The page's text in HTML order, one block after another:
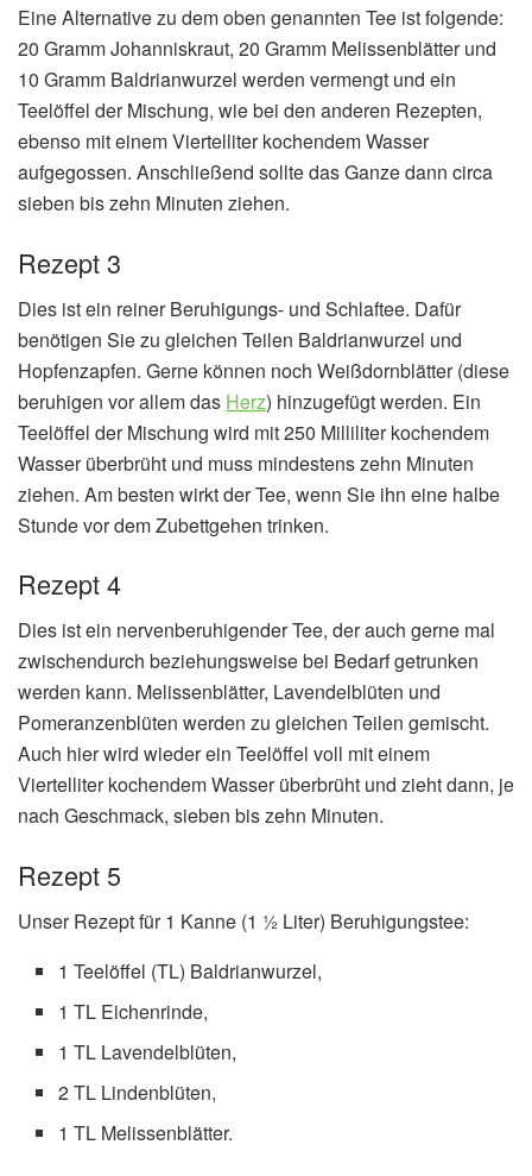
Eine Alternative zu dem oben genannten Tee ist folgende:
20 Gramm Johanniskraut, 20 Gramm Melissenblätter und
10 Gramm Baldrianwurzel werden vermengt und ein
Teelöffel der Mischung, wie bei den anderen Rezepten,
ebenso mit einem Viertelliter kochendem Wasser
aufgegossen. Anschließend sollte das Ganze dann circa
sieben bis zehn Minuten ziehen.
Rezept 3
Dies ist ein reiner Beruhigungs- und Schlaftee. Dafür
benötigen Sie zu gleichen Teilen Baldrianwurzel und
Hopfenzapfen. Gerne können noch Weißdornblätter (diese
beruhigen vor allem das Herz) hinzugefügt werden. Ein
Teelöffel der Mischung wird mit 250 Milliliter kochendem
Wasser überbrüht und muss mindestens zehn Minuten
ziehen. Am besten wirkt der Tee, wenn Sie ihn eine halbe
Stunde vor dem Zubettgehen trinken.
Rezept 4
Dies ist ein nervenberuhigender Tee, der auch gerne mal
zwischendurch beziehungsweise bei Bedarf getrunken
werden kann. Melissenblätter, Lavendelblüten und
Pomeranzenblüten werden zu gleichen Teilen gemischt.
Auch hier wird wieder ein Teelöffel voll mit einem
Viertelliter kochendem Wasser überbrüht und zieht dann, je
nach Geschmack, sieben bis zehn Minuten.
Rezept 5
Unser Rezept für 1 Kanne (1 ½ Liter) Beruhigungstee:
1 Teelöffel (TL) Baldrianwurzel,
1 TL Eichenrinde,
1 TL Lavendelblüten,
2 TL Lindenblüten,
1 TL Melissenblätter.